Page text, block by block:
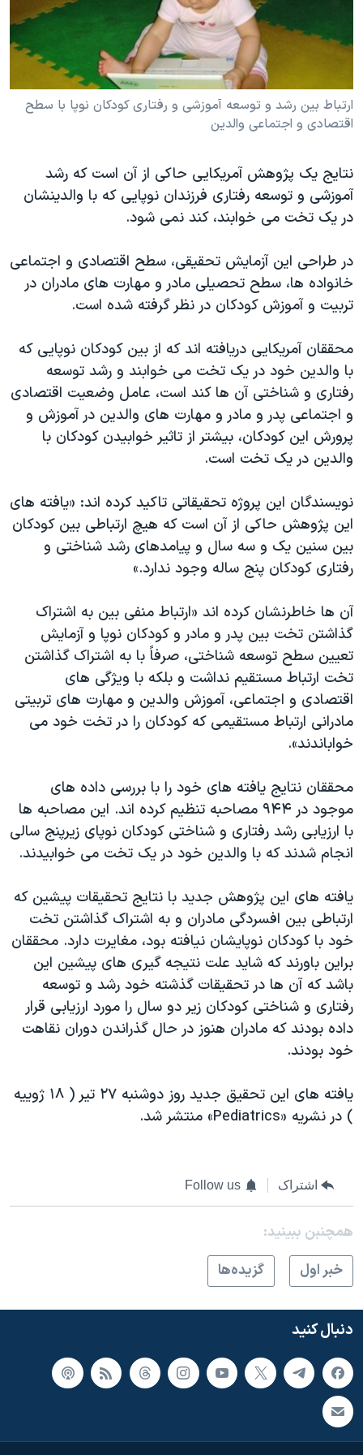
حقوق شهروندی
علم و فناوری
اسرائیل در جنگ
آرشیو پخش زنده
انتخابات ریاست جمهوری آمریکا ۲۰۲۴
حمله جمهوری اسلامی به اسرائیل
رمز مهسا
ورزش زنان در ایران
مجموعه مستندهای دادخواهی
تریبونال مردمی آبان ۹۸
چهل سال گروگان‌گیری
قانون شفافیت دارائی کادر رهبری ایران
اسرائیل در جنگ
نرگس محمدی برنده جایزه نوبل صلح
همایش محافظه‌کاران آمریکا «سی‌پک»
صفحه‌های ویژه
زبانهای مختلف
ارتباط بین رشد و توسعه آموزشی و رفتاری کودکان نوپا با سطح
اقتصادی و اجتماعی والدین
نتایج یک پژوهش آمریکایی حاکی از آن است که رشد
آموزشی و توسعه رفتاری فرزندان نوپایی که با والدینشان
در یک تخت می خوابند، کند نمی شود.
در طراحی این آزمایش تحقیقی، سطح اقتصادی و اجتماعی
خانواده ها، سطح تحصیلی مادر و مهارت های مادران در
تربیت و آموزش کودکان در نظر گرفته شده است.
محققان آمریکایی دریافته اند که از بین کودکان نوپایی که
با والدین خود در یک تخت می خوابند و رشد توسعه
رفتاری و شناختی آن ها کند است، عامل وضعیت اقتصادی
و اجتماعی پدر و مادر و مهارت های والدین در آموزش و
پرورش این کودکان، بیشتر از تاثیر خوابیدن کودکان با
والدین در یک تخت است.
نویسندگان این پروژه تحقیقاتی تاکید کرده اند: «یافته های
این پژوهش حاکی از آن است که هیچ ارتباطی بین کودکان
بین سنین یک و سه سال و پیامدهای رشد شناختی و
رفتاری کودکان پنج ساله وجود ندارد.»
آن ها خاطرنشان کرده اند «ارتباط منفی بین به اشتراک
گذاشتن تخت بین پدر و مادر و کودکان نوپا و آزمایش
تعیین سطح توسعه شناختی، صرفاً با به اشتراک گذاشتن
تخت ارتباط مستقیم نداشت و بلکه با ویژگی های
اقتصادی و اجتماعی، آموزش والدین و مهارت های تربیتی
مادرانی ارتباط مستقیمی که کودکان را در تخت خود می
خواباندند».
محققان نتایج یافته های خود را با بررسی داده های
موجود در ۹۴۴ مصاحبه تنظیم کرده اند. این مصاحبه ها
با ارزیابی رشد رفتاری و شناختی کودکان نوپای زیرپنج سالی
انجام شدند که با والدین خود در یک تخت می خوابیدند.
یافته های این پژوهش جدید با نتایج تحقیقات پیشین که
ارتباطی بین افسردگی مادران و به اشتراک گذاشتن تخت
خود با کودکان نوپایشان نیافته بود، مغایرت دارد. محققان
براین باورند که شاید علت نتیجه گیری های پیشین این
باشد که آن ها در تحقیقات گذشته خود رشد و توسعه
رفتاری و شناختی کودکان زیر دو سال را مورد ارزیابی قرار
داده بودند که مادران هنوز در حال گذراندن دوران نقاهت
خود بودند.
یافته های این تحقیق جدید روز دوشنبه ۲۷ تیر ( ۱۸ ژوییه
) در نشریه «Pediatrics» منتشر شد.
اشتراک Follow us
همچنبن ببینید:
خبر اول
گزيده‌ها
دنبال کنید